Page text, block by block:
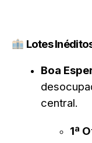
Lotes
Boa
central.
1ª